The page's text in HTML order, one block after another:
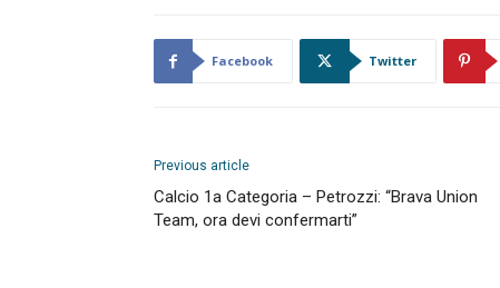
Facebook Twitter
Previous article
Calcio 1a Categoria – Petrozzi: “Brava Union
Team, ora devi confermarti”